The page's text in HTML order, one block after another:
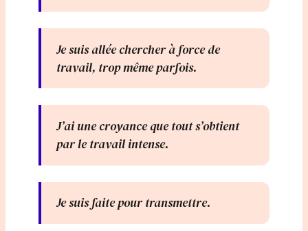
Je suis allée chercher à force de
travail, trop même parfois.
J’ai une croyance que tout s’obtient
par le travail intense.
Je suis faite pour transmettre.